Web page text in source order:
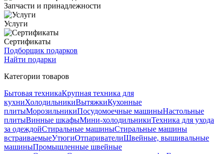
Запчасти и принадлежности
Услуги
Сертификаты
Подборщик подарков
Найти подарки
Категории товаров
Бытовая техникаКрупная техника для
кухниХолодильникиВытяжкиКухонные
плитыМорозильникиПосудомоечные машиныНастольные
плитыВинные шкафыМини-холодильникиТехника для ухода
за одеждойСтиральные машиныСтиральные машины
встраиваемыеУтюгиОтпаривателиШвейные, вышивальные
машиныПромышленные швейные